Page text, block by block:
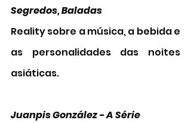
Segredos, Baladas
Reality sobre a música, a bebida e
as personalidades das noites
asiáticas.
Juanpis González - A Série